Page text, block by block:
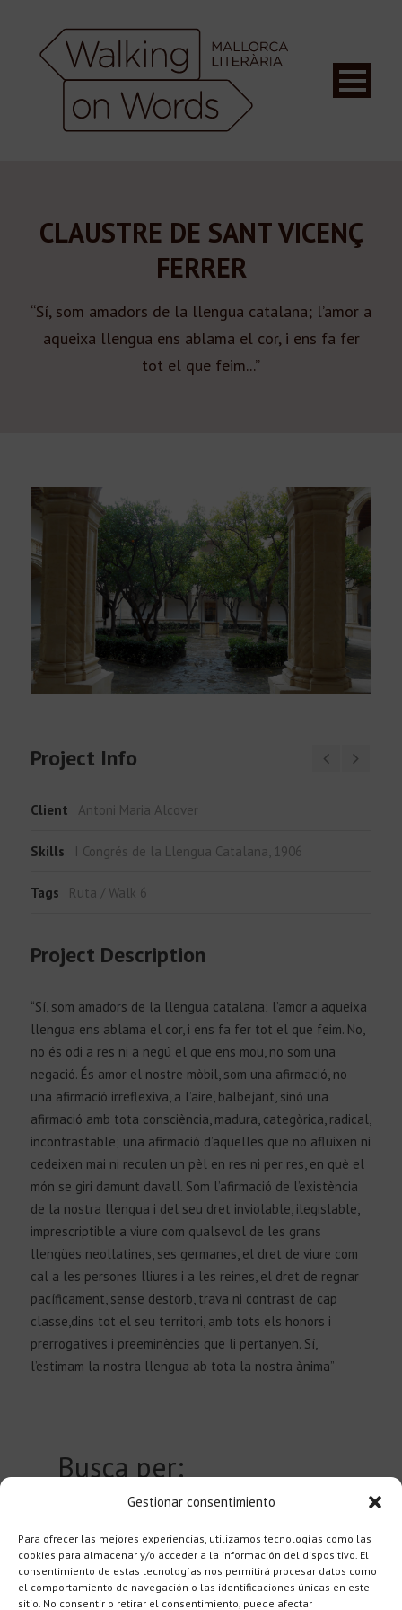
Gestionar consentimiento
Para ofrecer las mejores experiencias, utilizamos tecnologías como las
cookies para almacenar y/o acceder a la información del dispositivo. El
consentimiento de estas tecnologías nos permitirá procesar datos como
el comportamiento de navegación o las identificaciones únicas en este
sitio. No consentir o retirar el consentimiento, puede afectar
CLAUSTRE DE SANT VICENÇ
FERRER
“Sí, som amadors de la llengua catalana; l’amor a
aqueixa llengua ens ablama el cor, i ens fa fer
tot el que feim...”
Project Info
Client Antoni Maria Alcover
Skills I Congrés de la Llengua Catalana, 1906
Tags Ruta / Walk 6
Project Description
“Sí, som amadors de la llengua catalana; l’amor a aqueixa
llengua ens ablama el cor, i ens fa fer tot el que feim. No,
no és odi a res ni a negú el que ens mou, no som una
negació. És amor el nostre mòbil, som una afirmació, no
una afirmació irreflexiva, a l’aire, balbejant, sinó una
afirmació amb tota consciència, madura, categòrica, radical,
incontrastable; una afirmació d’aquelles que no afluixen ni
cedeixen mai ni reculen un pèl en res ni per res, en què el
món se giri damunt davall. Som l’afirmació de l’existència
de la nostra llengua i del seu dret inviolable, ilegislable,
imprescriptible a viure com qualsevol de les grans
llengües neollatines, ses germanes, el dret de viure com
cal a les persones lliures i a les reines, el dret de regnar
pacíficament, sense destorb, trava ni contrast de cap
classe,dins tot el seu territori, amb tots els honors i
prerrogatives i preeminències que li pertanyen. Sí,
l’estimam la nostra llengua ab tota la nostra ànima”
Busca per:
Localitat 0